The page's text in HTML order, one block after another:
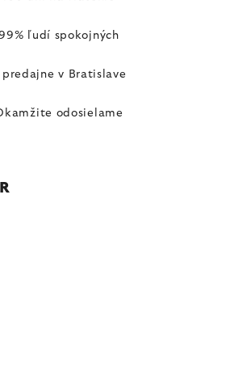
ľudí spokojných
predajne v Bratislave
odosielame